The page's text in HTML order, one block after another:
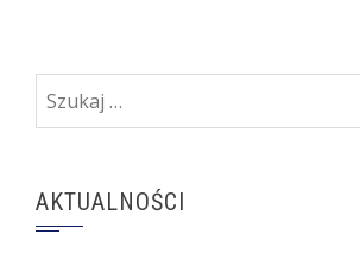
Szukaj:
AKTUALNOŚCI